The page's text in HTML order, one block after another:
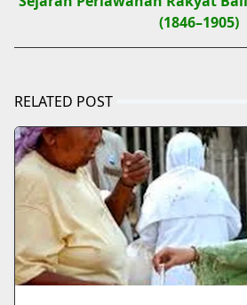
(1846–1905)
RELATED POST